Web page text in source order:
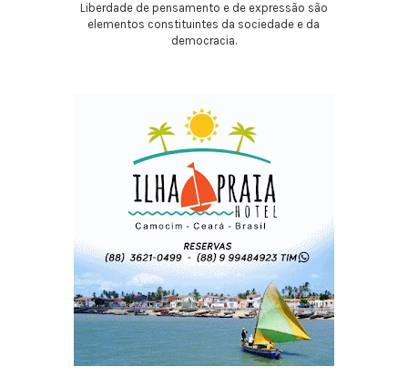
Liberdade de pensamento e de expressão são
elementos constituintes da sociedade e da
democracia.